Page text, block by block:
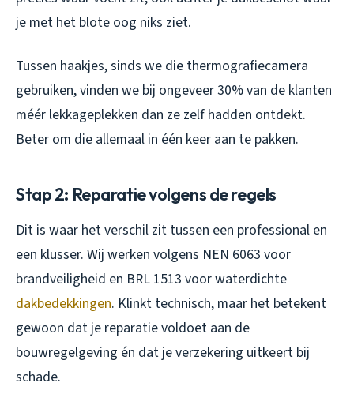
je met het blote oog niks ziet.
Tussen haakjes, sinds we die thermografiecamera
gebruiken, vinden we bij ongeveer 30% van de klanten
méér lekkageplekken dan ze zelf hadden ontdekt.
Beter om die allemaal in één keer aan te pakken.
Stap 2: Reparatie volgens de regels
Dit is waar het verschil zit tussen een professional en
een klusser. Wij werken volgens NEN 6063 voor
brandveiligheid en BRL 1513 voor waterdichte
dakbedekkingen. Klinkt technisch, maar het betekent
gewoon dat je reparatie voldoet aan de
bouwregelgeving én dat je verzekering uitkeert bij
schade.